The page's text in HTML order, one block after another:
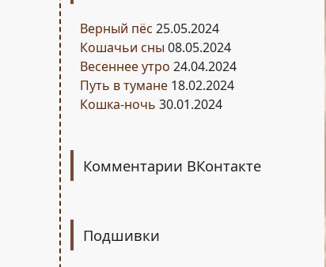
Верный пёс 25.05.2024
Кошачьи сны 08.05.2024
Весеннее утро 24.04.2024
Путь в тумане 18.02.2024
Кошка-ночь 30.01.2024
Комментарии ВКонтакте
Подшивки